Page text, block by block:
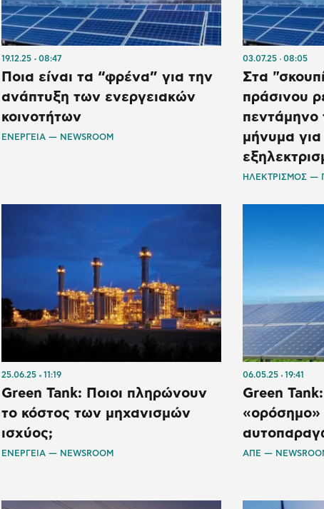
19.12.25 08:47
Ποια είναι τα “φρένα” για την
ανάπτυξη των ενεργειακών
κοινοτήτων
ΕΝΕΡΓΕΙΑ — NEWSROOM
03.07.25 08:05
Στα
πράσινου
μήνυμα
ΗΛΕΚΤΡΙΣΜΟΣ —
25.06.25 11:19
Green Tank: Ποιοι πληρώνουν
το κόστος των μηχανισμών
ισχύος;
ΕΝΕΡΓΕΙΑ — NEWSROOM
06.05.25 19:41
Green
«ορόσημο»
ΑΠΕ —